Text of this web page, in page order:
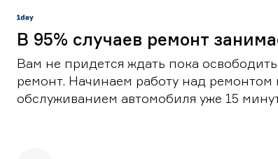
В 95% случаев ремонт
Вам не придется ждать пока
ремонт. Начинаем работу над ремонтом
обслуживанием автомобиля уже 15